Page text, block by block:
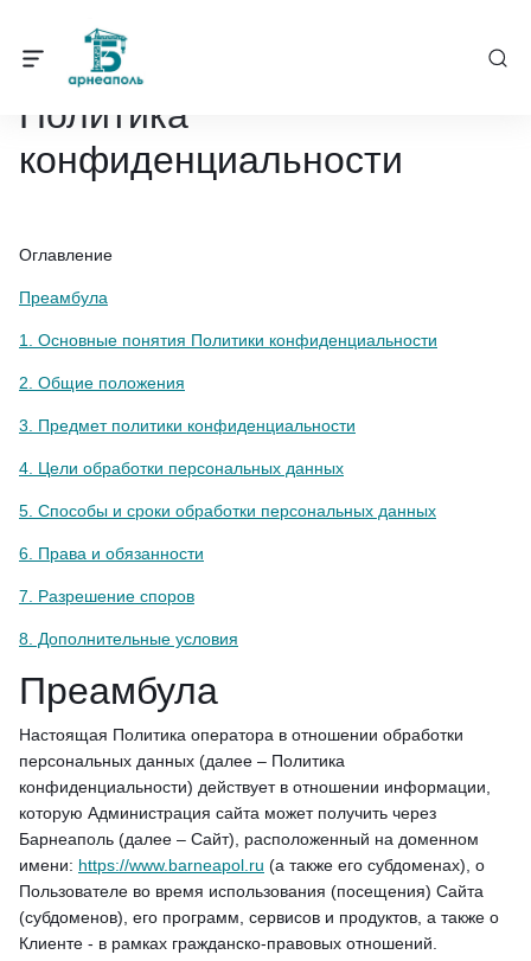
Барнеаполь /
Политика
конфиденциальности
Оглавление
Преамбула
1. Основные понятия Политики конфиденциальности
2. Общие положения
3. Предмет политики конфиденциальности
4. Цели обработки персональных данных
5. Способы и сроки обработки персональных данных
6. Права и обязанности
7. Разрешение споров
8. Дополнительные условия
Преамбула
Настоящая Политика оператора в отношении обработки
персональных данных (далее – Политика
конфиденциальности) действует в отношении информации,
которую Администрация сайта может получить через
Барнеаполь (далее – Сайт), расположенный на доменном
имени: https://www.barneapol.ru (а также его субдоменах), о
Пользователе во время использования (посещения) Сайта
(субдоменов), его программ, сервисов и продуктов, а также о
Клиенте - в рамках гражданско-правовых отношений.